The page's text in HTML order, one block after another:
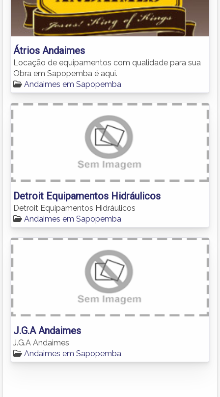
Átrios Andaimes
Locação de equipamentos com qualidade para sua
Obra em Sapopemba é aqui.
Andaimes em Sapopemba
Detroit Equipamentos Hidráulicos
Detroit Equipamentos Hidráulicos
Andaimes em Sapopemba
J.G.A Andaimes
J.G.A Andaimes
Andaimes em Sapopemba